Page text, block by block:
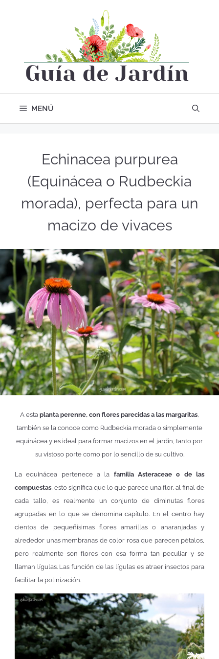
MENÚ
Echinacea purpurea
(Equinácea o Rudbeckia
morada), perfecta para un
macizo de vivaces
A esta planta perenne, con flores parecidas a las margaritas
también se la conoce como Rudbeckia morada o símplemente
equinácea y es ideal para formar macizos en el jardín, tanto por
su vistoso porte como por lo sencillo de su cultivo.
La equinácea pertenece a la familia Asteraceae o de las
compuestas, esto significa que lo que parece una flor, al final de
cada tallo, es realmente un conjunto de diminutas flores
agrupadas en lo que se denomina capítulo. En el centro hay
cientos de pequeñísimas flores amarillas o anaranjadas y
alrededor unas membranas de color rosa que parecen pétalos,
pero realmente son flores con esa forma tan peculiar y se
llaman lígulas. Las función de las lígulas es atraer insectos para
facilitar la polinización.